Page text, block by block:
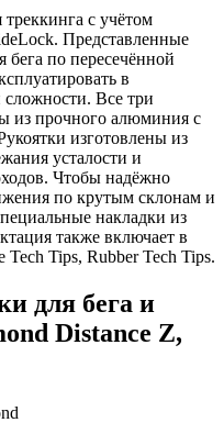
с учётом
Представленные
бега по пересечённой
в
сложности. Все три
из прочного алюминия с
изготовлены из
усталости и
Чтобы надёжно
по крутым склонам и
накладки из
также включает в
Tips, Rubber Tech Tips.
для бега и
Distance Z,